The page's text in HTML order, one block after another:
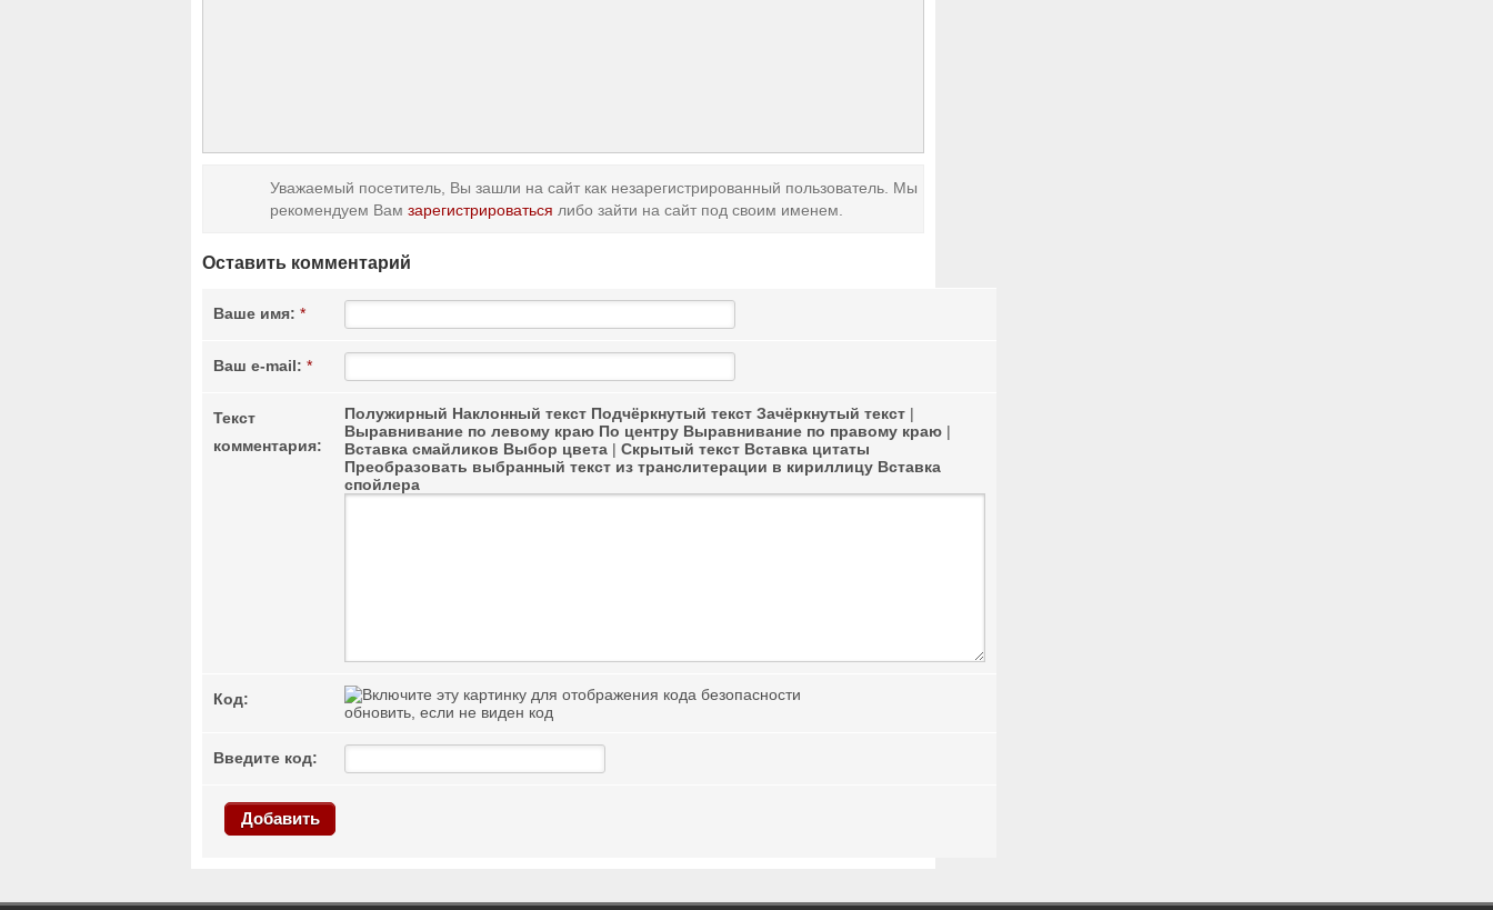
Уважаемый посетитель, Вы зашли на сайт как незарегистрированный пользователь. Мы
рекомендуем Вам зарегистрироваться либо зайти на сайт под своим именем.
Оставить комментарий
Ваше имя: *
Ваш e-mail: *
Текст
комментария:
Полужирный Наклонный текст Подчёркнутый текст Зачёркнутый текст |
Выравнивание по левому краю По центру Выравнивание по правому краю |
Вставка смайликов Выбор цвета | Скрытый текст Вставка цитаты
Преобразовать выбранный текст из транслитерации в кириллицу Вставка
спойлера
Код:
обновить, если не виден код
Введите код:
Добавить